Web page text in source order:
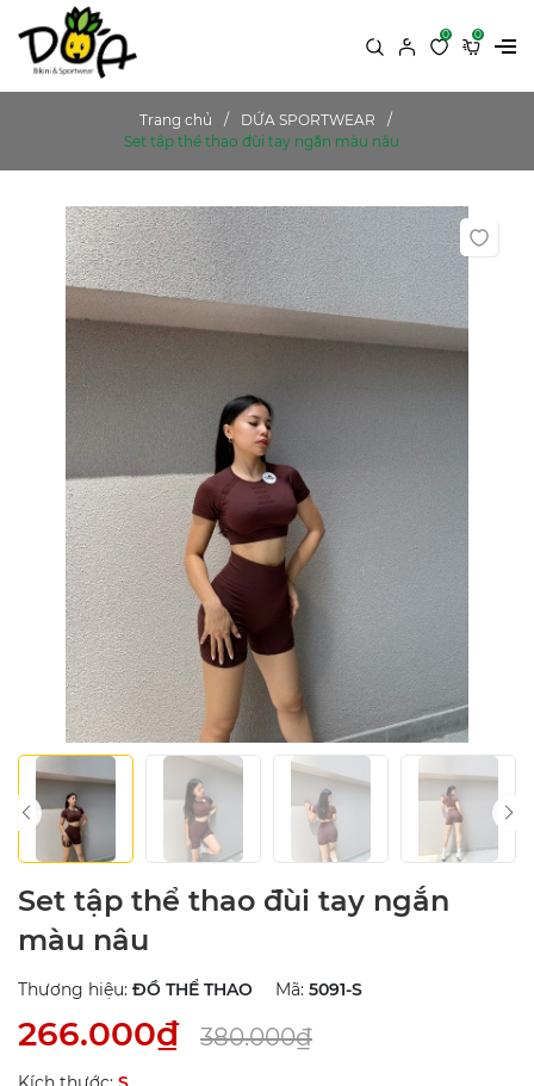
0 0
Trang chủ
DỨA SPORTWEAR
Set tập thể thao đùi tay ngắn màu nâu
Set tập thể thao đùi tay ngắn
màu nâu
Thương hiệu: ĐỒ THỂ THAO Mã: 5091-S
266.000₫ 380.000₫